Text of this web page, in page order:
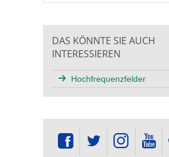
DAS KÖNNTE SIE AUCH
INTERESSIEREN
Hochfrequenzfelder